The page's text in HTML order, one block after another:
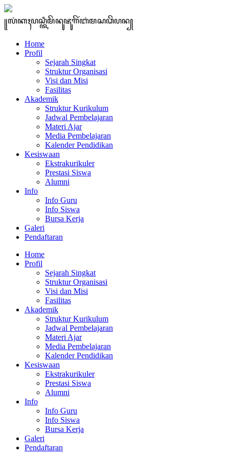
꧋ꦭꦁꦏꦃꦥꦱ꧀ꦠꦶꦩꦼꦤꦸꦗꦸꦒꦼꦂꦧꦁꦩꦱꦣꦼꦥꦤ꧀
Home
Profil
Sejarah Singkat
Struktur Organisasi
Visi dan Misi
Fasilitas
Akademik
Struktur Kurikulum
Jadwal Pembelajaran
Materi Ajar
Media Pembelajaran
Kalender Pendidikan
Kesiswaan
Ekstrakurikuler
Prestasi Siswa
Alumni
Info
Info Guru
Info Siswa
Bursa Kerja
Galeri
Pendaftaran
Home
Profil
Sejarah Singkat
Struktur Organisasi
Visi dan Misi
Fasilitas
Akademik
Struktur Kurikulum
Jadwal Pembelajaran
Materi Ajar
Media Pembelajaran
Kalender Pendidikan
Kesiswaan
Ekstrakurikuler
Prestasi Siswa
Alumni
Info
Info Guru
Info Siswa
Bursa Kerja
Galeri
Pendaftaran